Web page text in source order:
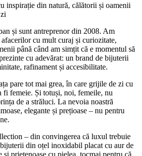
inspirație din natură, călătorii și oamenii
și sunt antreprenor din 2008. Am
cu mult curaj și curiozitate,
până când am simțit că e momentul să
cu adevărat: un brand de bijuterii
rafinament și accesibilitate.
pare tot mai grea, în care grijile de zi cu
fi femeie. Și totuși, noi, femeile, nu
de a străluci. La nevoia noastră
elegante și prețioase – nu pentru
– din convingerea că luxul trebuie
din oțel inoxidabil placat cu aur de
și prietenoase cu pielea, tocmai pentru că